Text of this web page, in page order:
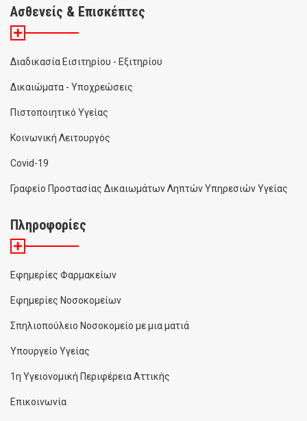
Ασθενείς & Επισκέπτες
Διαδικασία Εισιτηρίου - Εξιτηρίου
Δικαιώματα - Υποχρεώσεις
Πιστοποιητικό Υγείας
Κοινωνική Λειτουργός
Covid-19
Γραφείο Προστασίας Δικαιωμάτων Ληπτών Υπηρεσιών Υγείας
Πληροφορίες
Εφημερίες Φαρμακείων
Εφημερίες Νοσοκομείων
Σπηλιοπούλειο Νοσοκομείο με μια ματιά
Υπουργείο Υγείας
1η Υγειονομική Περιφέρεια Αττικής
Επικοινωνία